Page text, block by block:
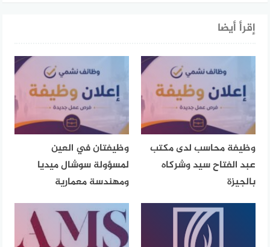
إقرأ أيضا
وظيفة محاسب لدى مكتب
عبد الفتاح سيد وشركاه
بالجيزة
وظيفتان في العين
لمسؤولة سوشال ميديا
ومهندسة معمارية